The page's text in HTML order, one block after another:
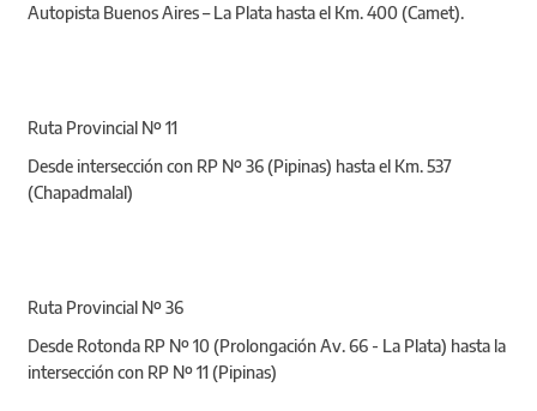
Autopista Buenos Aires – La Plata hasta el Km. 400 (Camet).
Ruta Provincial Nº 11
Desde intersección con RP Nº 36 (Pipinas) hasta el Km. 537
(Chapadmalal)
Ruta Provincial Nº 36
Desde Rotonda RP Nº 10 (Prolongación Av. 66 - La Plata) hasta la
intersección con RP Nº 11 (Pipinas)